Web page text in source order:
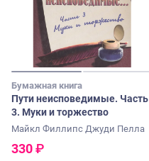
Бумажная книга
Пути неисповедимые. Часть
3. Муки и торжество
Майкл Филлипс Джуди Пелла
330₽